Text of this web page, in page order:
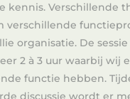
kennis. Verschillende
verschillende
organisatie. De
2 à 3 uur waarbij wij
functie hebben.
discussie wordt er